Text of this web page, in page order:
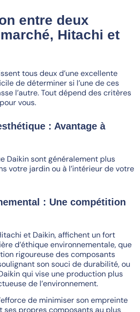
entre deux
Hitachi et
tous deux d’une excellente
de déterminer si l’une de ces
l’autre. Tout dépend des critères
vous.
: Avantage à
Daikin sont généralement plus
votre jardin ou à l’intérieur de votre
: Une compétition
et Daikin, affichent un fort
d’éthique environnementale, que
rigoureuse des composants
son souci de durabilité, ou
qui vise une production plus
de l’environnement.
de minimiser son empreinte
ses propres composants au plus